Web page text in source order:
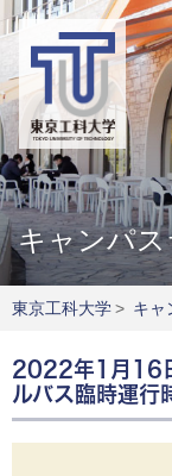
キャンパ
東京工科大学> キャ
2022年1月16
ルバス臨時運行